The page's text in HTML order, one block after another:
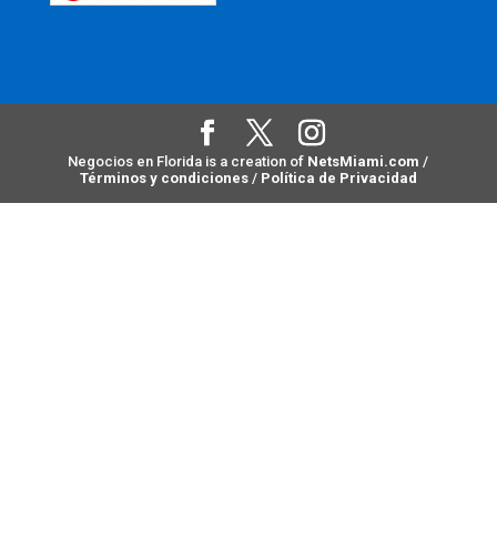
Negocios en Florida is a creation of NetsMiami.com /
Términos y condiciones / Política de Privacidad